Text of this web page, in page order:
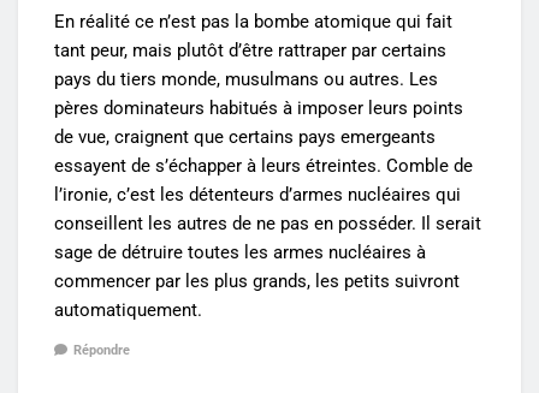
En réalité ce n’est pas la bombe atomique qui fait
tant peur, mais plutôt d’être rattraper par certains
pays du tiers monde, musulmans ou autres. Les
pères dominateurs habitués à imposer leurs points
de vue, craignent que certains pays emergeants
essayent de s’échapper à leurs étreintes. Comble de
l’ironie, c’est les détenteurs d’armes nucléaires qui
conseillent les autres de ne pas en posséder. Il serait
sage de détruire toutes les armes nucléaires à
commencer par les plus grands, les petits suivront
automatiquement.
Répondre